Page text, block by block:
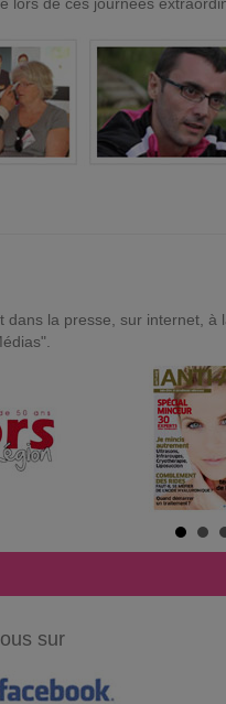
lors de ces journées
la presse, sur internet, à
sur